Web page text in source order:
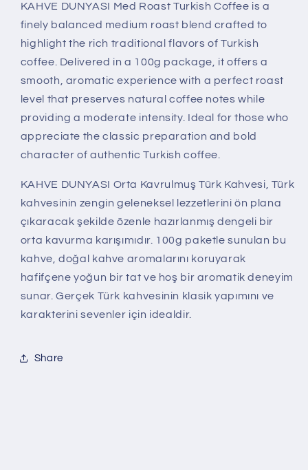
KAHVE DUNYASI Med Roast Turkish Coffee is a
finely balanced medium roast blend crafted to
highlight the rich traditional flavors of Turkish
coffee. Delivered in a 100g package, it offers a
smooth, aromatic experience with a perfect roast
level that preserves natural coffee notes while
providing a moderate intensity. Ideal for those who
appreciate the classic preparation and bold
character of authentic Turkish coffee.
KAHVE DUNYASI Orta Kavrulmuş Türk Kahvesi, Türk
kahvesinin zengin geleneksel lezzetlerini ön plana
çıkaracak şekilde özenle hazırlanmış dengeli bir
orta kavurma karışımıdır. 100g paketle sunulan bu
kahve, doğal kahve aromalarını koruyarak
hafifçene yoğun bir tat ve hoş bir aromatik deneyim
sunar. Gerçek Türk kahvesinin klasik yapımını ve
karakterini sevenler için idealdir.
Share